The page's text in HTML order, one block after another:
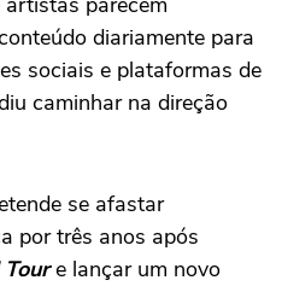
diariamente para
sociais e plataformas de
caminhar na direção
se afastar
por três anos após
e lançar um novo